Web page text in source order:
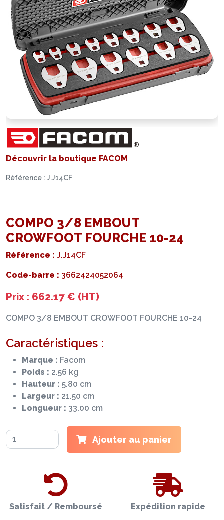
Découvrir la boutique FACOM
Référence : J.J14CF
COMPO 3/8 EMBOUT
CROWFOOT FOURCHE 10-24
Référence : J.J14CF
Code-barre : 3662424052064
Prix : 662.17 € (HT)
COMPO 3/8 EMBOUT CROWFOOT FOURCHE 10-24
Caractéristiques :
Marque : Facom
Poids : 2.56 kg
Hauteur : 5.80 cm
Largeur : 21.50 cm
Longueur : 33.00 cm
Ajouter au panier
Satisfait / Remboursé Expédition rapide